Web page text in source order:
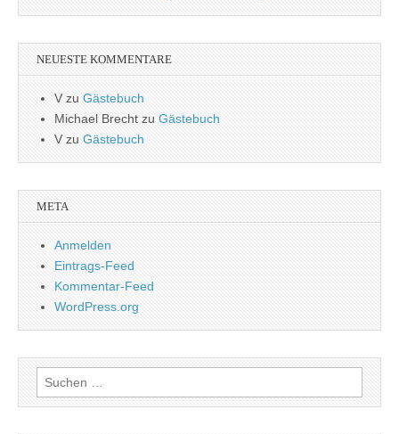
NEUESTE KOMMENTARE
V zu Gästebuch
Michael Brecht zu Gästebuch
Vzu Gästebuch
META
Anmelden
Eintrags-Feed
Kommentar-Feed
WordPress.org
Suchen
nach: